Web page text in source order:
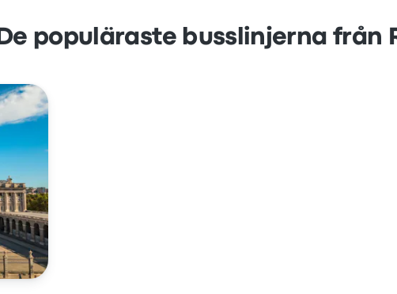
De populäraste busslinjerna från